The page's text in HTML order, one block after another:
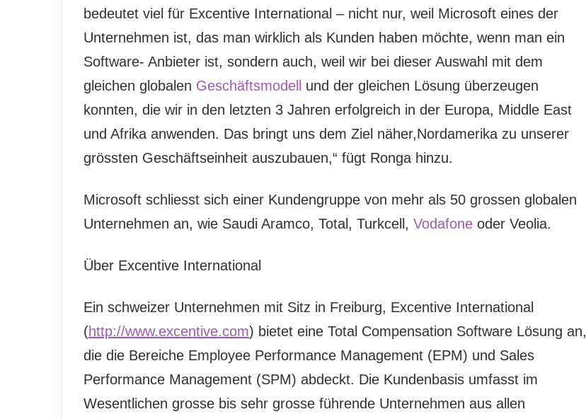
bedeutet viel für Excentive International – nicht nur, weil Microsoft eines der
Unternehmen ist, das man wirklich als Kunden haben möchte, wenn man ein
Software- Anbieter ist, sondern auch, weil wir bei dieser Auswahl mit dem
gleichen globalen Geschäftsmodell
und der gleichen Lösung überzeugen
konnten, die wir in den letzten 3 Jahren erfolgreich in der Europa, Middle East
und Afrika anwenden. Das bringt uns dem Ziel näher,Nordamerika zu unserer
grössten Geschäftseinheit auszubauen,“ fügt Ronga hinzu.
Microsoft schliesst sich einer Kundengruppe von mehr als 50 grossen globalen
Unternehmen an, wie Saudi Aramco, Total, Turkcell, Vodafone oder Veolia.
Über Excentive International
Ein schweizer Unternehmen mit Sitz in Freiburg, Excentive International
(http://www.excentive.com) bietet eine Total Compensation Software Lösung an,
die die Bereiche Employee Performance Management (EPM) und Sales
Performance Management (SPM) abdeckt. Die Kundenbasis umfasst im
Wesentlichen grosse bis sehr grosse führende Unternehmen aus allen